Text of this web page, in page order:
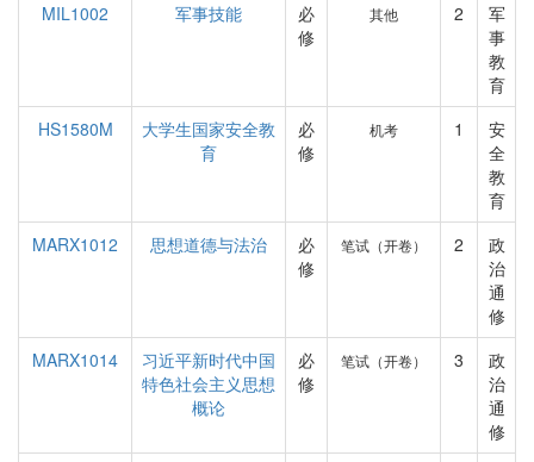
MIL1002
军事技能
必
修
其他 2
军
事
教
育
HS1580M
大学生国家安全教
育
必
修
机考 1
安
全
教
育
MARX1012
思想道德与法治
必
修
笔试（开卷） 2
政
治
通
修
MARX1014
习近平新时代中国
特色社会主义思想
概论
必
修
笔试（开卷） 3
政
治
通
修